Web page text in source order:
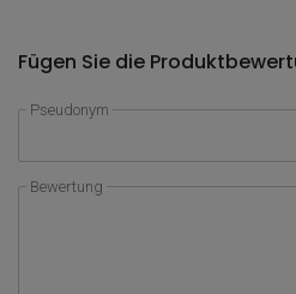
Fügen Sie die
Pseudonym
Bewertung